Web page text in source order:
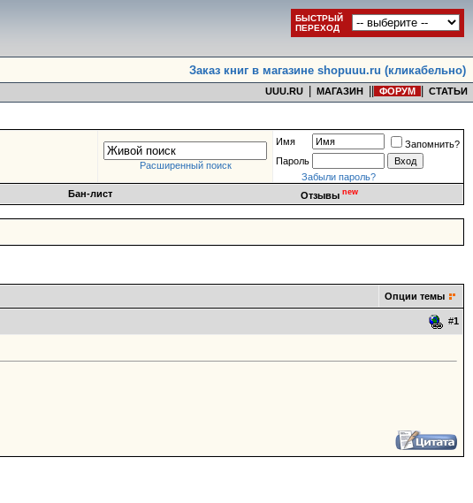
БЫСТРЫЙ
ПЕРЕХОД
Заказ книг в магазине shopuuu.ru (кликабельно)
UUU.RU МАГАЗИН ФОРУМ СТАТЬИ
Расширенный поиск
Имя
Запомнить?
Пароль
Забыли пароль?
Бан-лист Отзывы new
Опции темы
#1